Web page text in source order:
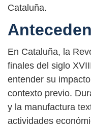
Cataluña.
En Cataluña, la
finales del siglo
entender su
contexto previo.
y la manufactura
actividades